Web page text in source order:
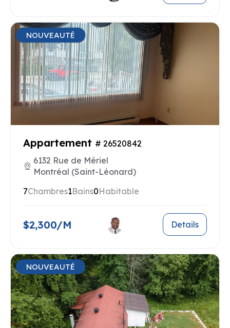
NOUVEAUTÉ
Appartement # 26520842
6132 Rue de Mériel
Montréal (Saint-Léonard)
7Chambres1Bains0Habitable
$2,300/M Details
NOUVEAUTÉ